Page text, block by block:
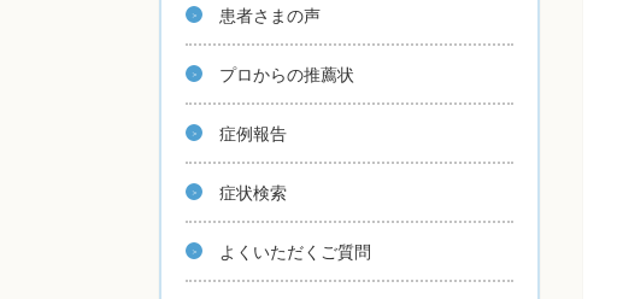
患者さまの声
プロからの推薦状
症例報告
症状検索
よくいただくご質問